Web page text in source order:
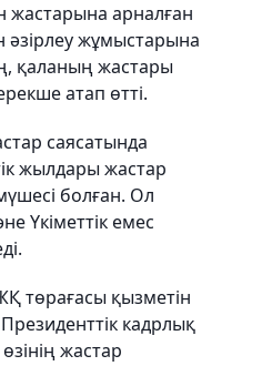
жастарына арналған
жұмыстарына
қаланың жастары
атап өтті.
саясатында
жылдары жастар
болған. Ол
Үкіметтік емес
төрағасы қызметін
кадрлық
өзінің жастар